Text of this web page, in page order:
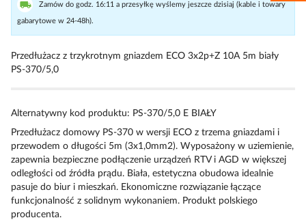
Zamów do godz. 16:11 a przesyłkę wyślemy jeszcze dzisiaj (kable i towary
gabarytowe w 24-48h).
Przedłużacz z trzykrotnym gniazdem ECO 3x2p+Z 10A 5m biały
PS-370/5,0
Alternatywny kod produktu: PS-370/5,0 E BIAŁY
Przedłużacz domowy PS-370 w wersji ECO z trzema gniazdami i
przewodem o długości 5m (3x1,0mm2). Wyposażony w uziemienie,
zapewnia bezpieczne podłączenie urządzeń RTV i AGD w większej
odległości od źródła prądu. Biała, estetyczna obudowa idealnie
pasuje do biur i mieszkań. Ekonomiczne rozwiązanie łączące
funkcjonalność z solidnym wykonaniem. Produkt polskiego
producenta.